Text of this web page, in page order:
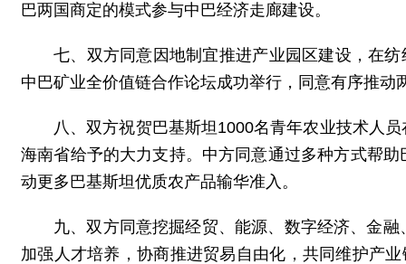
巴两国商定的模式参与中巴经济走廊建设。
七、双方同意因地制宜推进产业园区建设，在
中巴矿业全价值链合作论坛成功举行，同意有序推动
八、双方祝贺巴基斯坦1000名青年农业技术人
海南省给予的大力支持。中方同意通过多种方式帮
动更多巴基斯坦优质农产品输华准入。
九、双方同意挖掘经贸、能源、数字经济、金
加强人才培养，协商推进贸易自由化，共同维护产